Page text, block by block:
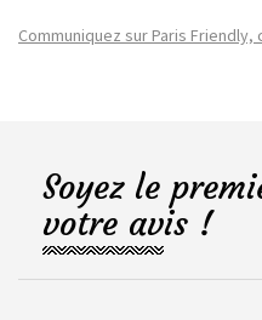
Communiquez sur Paris Friendly,
Soyez le
votre avis !